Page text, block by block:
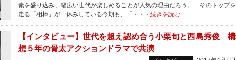
素を盛り込み、幅広い世代が楽しめることが人気の理由だろう。 そのトップを
走る「相棒」が一休みしている今期も、「・・・ 続きを読む
【インタビュー】世代を超え認め合う小栗旬と西島秀俊 構
想５年の骨太アクションドラマで共演